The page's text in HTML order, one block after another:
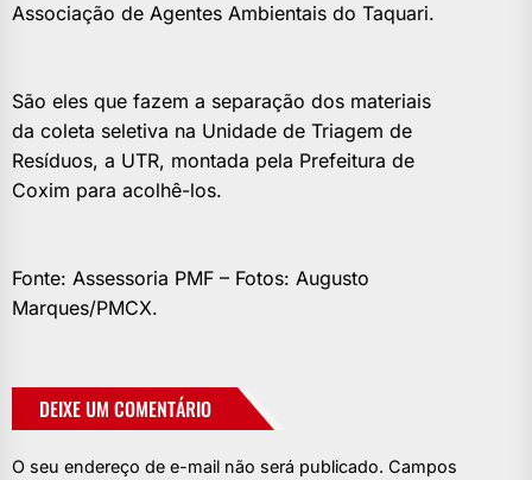
Associação de Agentes Ambientais do Taquari.
São eles que fazem a separação dos materiais
da coleta seletiva na Unidade de Triagem de
Resíduos, a UTR, montada pela Prefeitura de
Coxim para acolhê-los.
Fonte: Assessoria PMF – Fotos: Augusto
Marques/PMCX.
DEIXE UM COMENTÁRIO
O seu endereço de e-mail não será publicado. Campos